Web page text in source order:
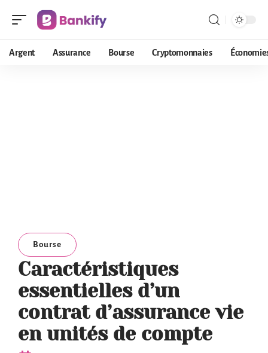
Argent Assurance Bourse Cryptomonnaies
Bourse
Caractéristiques
essentielles d’un
contrat d’assurance vie
en unités de compte